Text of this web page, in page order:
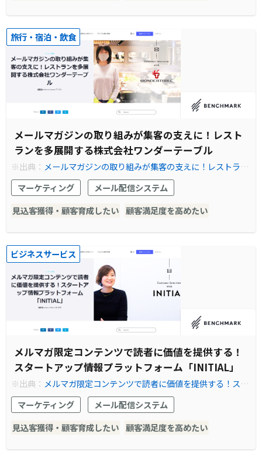
旅行・宿泊・飲食
メールマガジンの取り組みが集客の支えに！レスト
ランを多展開する株式会社ワンダーテーブル
※出典： メールマガジンの取り組みが集客の支えに！レストラン
を多展開する株式会社ワンダーテーブル - Benchmark Email
マーケティング
メール配信システム
見込客獲得・顧客育成したい 顧客満足度を高めたい
ビジネスサービス
メルマガ限定コンテンツで読者に価値を提供する！
スタートアップ情報プラットフォーム「INITIAL」
※出典： メルマガ限定コンテンツで読者に価値を提供する！スタ
ートアップ情報プラットフォーム「INITIAL」 - Benchmark Em
ailマーケティング
メール配信システム
見込客獲得・顧客育成したい 顧客満足度を高めたい